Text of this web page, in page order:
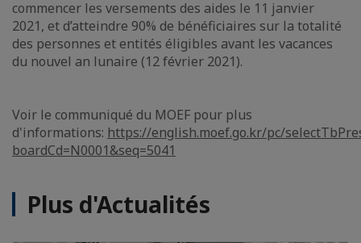
commencer les versements des aides le 11 janvier
2021, et d’atteindre 90% de bénéficiaires sur la totalité
des personnes et entités éligibles avant les vacances
du nouvel an lunaire (12 février 2021).
Voir le communiqué du MOEF pour plus
d'informations: https://english.moef.go.kr/pc/
boardCd=N0001&seq=5041
Plus d'Actualités